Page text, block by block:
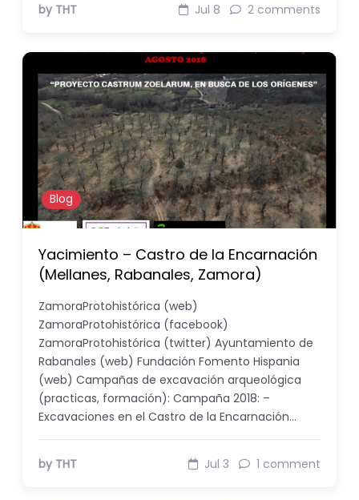
by THT Jul 8 2 comments
Blog
Yacimiento – Castro de la Encarnación
(Mellanes, Rabanales, Zamora)
ZamoraProtohistórica (web)
ZamoraProtohistórica (facebook)
ZamoraProtohistórica (twitter) Ayuntamiento de
Rabanales (web) Fundación Fomento Hispania
(web) Campañas de excavación arqueológica
(practicas, formación): Campaña 2018: –
Excavaciones en el Castro de la Encarnación…
by THT Jul 3 1 comment